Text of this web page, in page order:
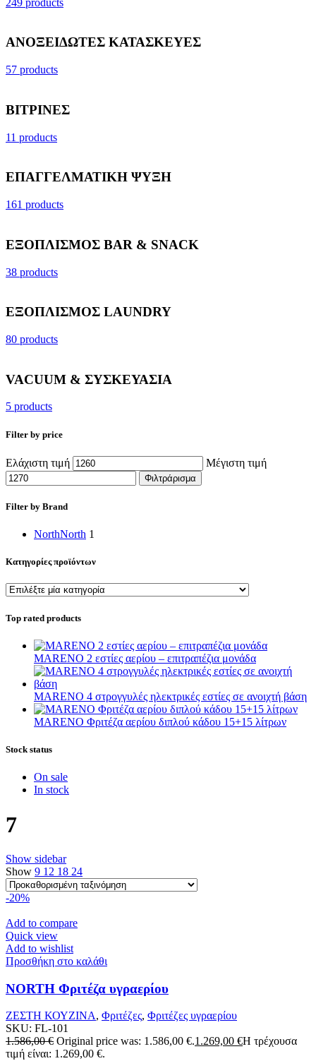
ΑΝΟΞΕΙΔΩΤΕΣ ΚΑΤΑΣΚΕΥΕΣ
57 products
ΒΙΤΡΙΝΕΣ
11 products
ΕΠΑΓΓΕΛΜΑΤΙΚΗ ΨΥΞΗ
161 products
ΕΞΟΠΛΙΣΜΟΣ BAR & SNACK
38 products
ΕΞΟΠΛΙΣΜΟΣ LAUNDRY
80 products
VACUUM & ΣΥΣΚΕΥΑΣΙΑ
5 products
Filter by price
Ελάχιστη τιμή Μέγιστη τιμή
Φιλτράρισμα
Filter by Brand
NorthNorth 1
Κατηγορίες προϊόντων
Top rated products
MARENO 2 εστίες αερίου – επιτραπέζια μονάδα
MARENO 4 στρογγυλές ηλεκτρικές εστίες σε ανοιχτή βάση
MARENO Φριτέζα αερίου διπλού κάδου 15+15 λίτρων
Stock status
On sale
In stock
7
Show sidebar
Show 9 12 18 24
-20%
Add to compare
Quick view
Add to wishlist
Προσθήκη στο καλάθι
NORTH Φριτέζα υγραερίου
ΖΕΣΤΗ ΚΟΥΖΙΝΑ, Φριτέζες, Φριτέζες υγραερίου
SKU: FL-101
1.586,00€ Original price was: 1.586,00 €.1.269,00 €Η τρέχουσα
τιμή είναι: 1.269,00 €.